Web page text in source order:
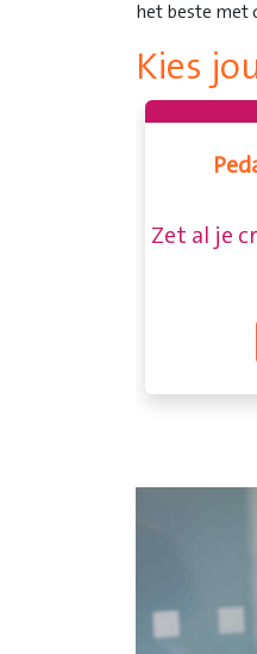
het beste met
Kies
Rust